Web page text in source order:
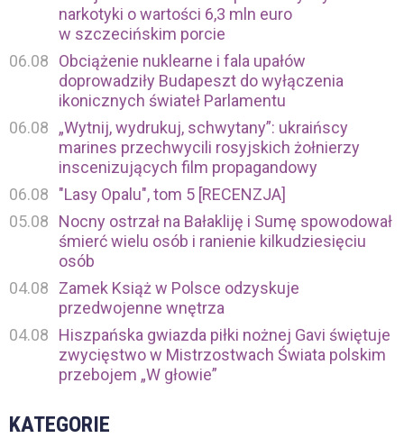
narkotyki o wartości 6,3 mln euro
w szczecińskim porcie
06.08
Obciążenie nuklearne i fala upałów
doprowadziły Budapeszt do wyłączenia
ikonicznych świateł Parlamentu
06.08
„Wytnij, wydrukuj, schwytany”: ukraińscy
marines przechwycili rosyjskich żołnierzy
inscenizujących film propagandowy
06.08
"Lasy Opalu", tom 5 [RECENZJA]
05.08
Nocny ostrzał na Bałakliję i Sumę spowodował
śmierć wielu osób i ranienie kilkudziesięciu
osób
04.08
Zamek Książ w Polsce odzyskuje
przedwojenne wnętrza
04.08
Hiszpańska gwiazda piłki nożnej Gavi świętuje
zwycięstwo w Mistrzostwach Świata polskim
przebojem „W głowie”
KATEGORIE